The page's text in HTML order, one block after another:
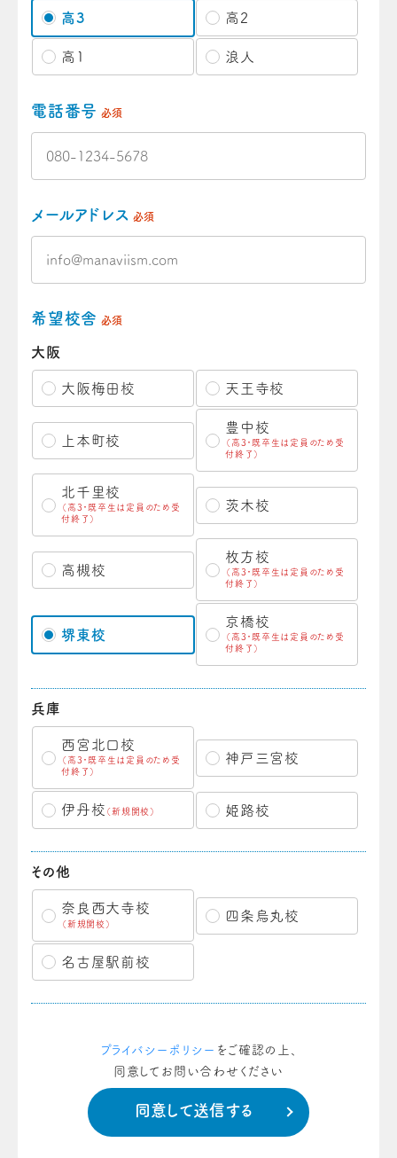
高3 高2
高1 浪人
電話番号 必須
メールアドレス 必須
希望校舎 必須
大阪
大阪梅田校 天王寺校
上本町校
豊中校
（高3・既卒生は定員のため受
付終了）
北千里校
（高3・既卒生は定員のため受
付終了）
茨木校
高槻校
枚方校
（高3・既卒生は定員のため受
付終了）
堺東校
京橋校
（高3・既卒生は定員のため受
付終了）
兵庫
西宮北口校
（高3・既卒生は定員のため受
付終了）
神戸三宮校
伊丹校 （新規開校） 姫路校
その他
奈良西大寺校
（新規開校）
四条烏丸校
名古屋駅前校
プライバシーポリシー をご確認の上、
同意してお問い合わせください